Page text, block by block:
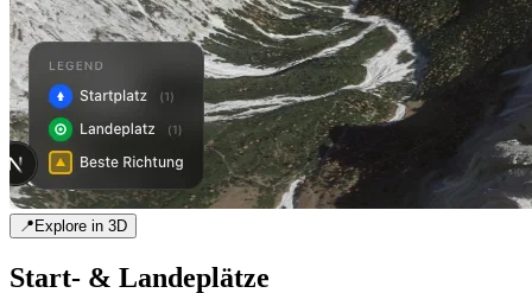
📍Explore in 3D
Start- & Landeplätze